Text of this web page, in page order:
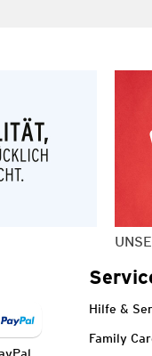
Hilfe &
Family